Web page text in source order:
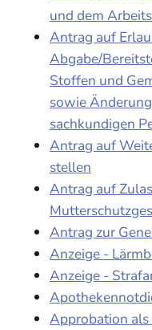
und dem
Antrag auf
Abgabe/
Stoffen und
sowie
sachkundigen
Antrag auf
stellen
Antrag auf
Antrag zur
Anzeige -
Anzeige -
Approbation